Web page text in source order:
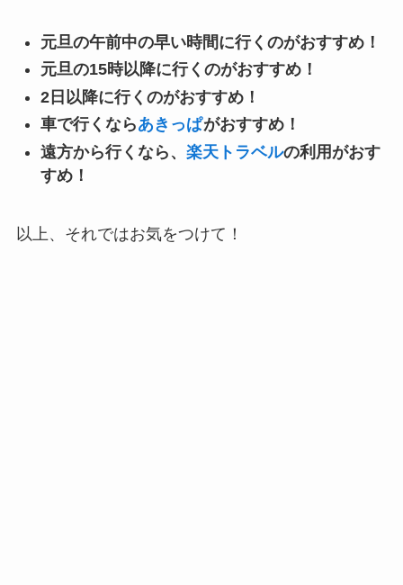
元旦の午前中の早い時間に行くのがおすすめ！
元旦の15時以降に行くのがおすすめ！
2日以降に行くのがおすすめ！
車で行くならあきっぱがおすすめ！
遠方から行くなら、 楽天トラベルの利用がおす
すめ！
以上、それではお気をつけて！